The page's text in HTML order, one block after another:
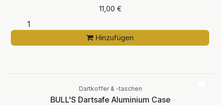
11,00 €
Hinzufügen
Dartkoffer & -taschen
BULL'S Dartsafe Aluminium Case